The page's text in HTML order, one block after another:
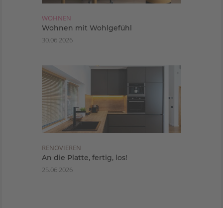
WOHNEN
Wohnen mit Wohlgefühl
30.06.2026
RENOVIEREN
An die Platte, fertig, los!
25.06.2026